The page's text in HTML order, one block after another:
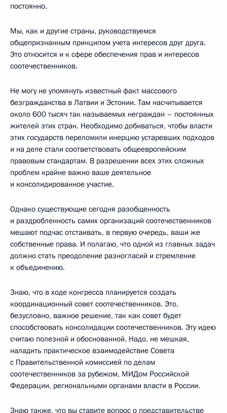
постоянно.
Мы, как и другие страны, руководствуемся
общепризнанным принципом учета интересов друг друга.
Это относится и к сфере обеспечения прав и интересов
соотечественников.
Не могу не упомянуть известный факт массового
безгражданства в Латвии и Эстонии. Там насчитывается
около 600 тысяч так называемых неграждан – постоянных
жителей этих стран. Необходимо добиваться, чтобы власти
этих государств переломили инерцию устаревших подходов
и на деле стали соответствовать общеевропейским
правовым стандартам. В разрешении всех этих сложных
проблем крайне важно ваше деятельное
и консолидированное участие.
Однако существующие сегодня разобщенность
и раздробленность самих организаций соотечественников
мешают подчас отстаивать, в первую очередь, ваши же
собственные права. И полагаю, что одной из главных задач
должно стать преодоление разногласий и стремление
к объединению.
Знаю, что в ходе конгресса планируется создать
координационный совет соотечественников. Это,
безусловно, важное решение, так как совет будет
способствовать консолидации соотечественников. Эту идею
считаю полезной и обоснованной. Надо, не мешкая,
наладить практическое взаимодействие Совета
с Правительственной комиссией по делам
соотечественников за рубежом, МИДом Российской
Федерации, региональными органами власти в России.
Знаю также, что вы ставите вопрос о представительстве